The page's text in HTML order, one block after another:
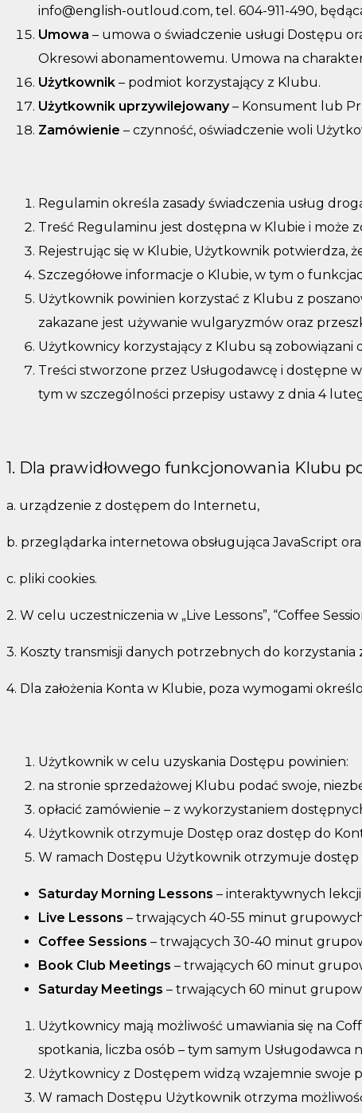
info@english-outloud.com, tel. 604-911-490,
Umowa – umowa o świadczenie usługi Dostępu
Okresowi abonamentowemu. Umowa na
Użytkownik – podmiot korzystający z Klubu.
Użytkownik uprzywilejowany– Konsument lub
Zamówienie – czynność, oświadczenie woli
Regulamin określa zasady świadczenia usług
Treść Regulaminu jest dostępna w Klubie i może
Rejestrując się w Klubie, Użytkownik potwierdza,
Szczegółowe informacje o Klubie, w tym o
Użytkownik powinien korzystać z Klubu z
zakazane jest używanie wulgaryzmów oraz
Użytkownicy korzystający z Klubu są zobowiązani
Treści stworzone przez Usługodawcę i dostępne
tym w szczególności przepisy ustawy z dnia 4
1. Dla prawidłowego funkcjonowania Klubu
a. urządzenie z dostępem do Internetu,
b. przeglądarka internetowa obsługująca JavaScript
c. pliki cookies.
2. W celu uczestniczenia w „Live Lessons”, “Coffee
3. Koszty transmisji danych potrzebnych do
4. Dla założenia Konta w Klubie, poza wymogami
Użytkownik w celu uzyskania Dostępu powinien:
na stronie sprzedażowej Klubu podać swoje,
opłacić zamówienie – z wykorzystaniem
Użytkownik otrzymuje Dostęp oraz dostęp do
W ramach Dostępu Użytkownik otrzymuje dostęp
Saturday Morning Lessons – interaktywnych
Live Lessons – trwających 40-55 minut
Coffee Sessions – trwających 30-40 minut
Book Club Meetings – trwających 60 minut
Saturday Meetings – trwających 60 minut
Użytkownicy mają możliwość umawiania się na
spotkania, liczba osób – tym samym Usługodawca
Użytkownicy z Dostępem widzą wzajemnie swoje
W ramach Dostępu Użytkownik otrzyma